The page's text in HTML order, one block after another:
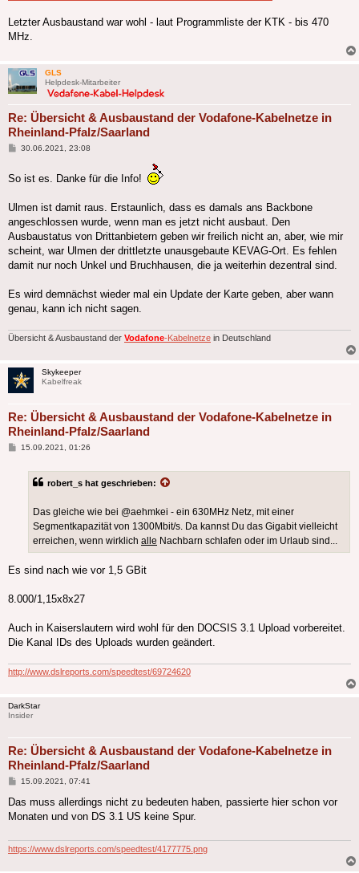
Letzter Ausbaustand war wohl - laut Programmliste der KTK - bis 470
MHz.
GLS
Helpdesk-Mitarbeiter
Re: Übersicht & Ausbaustand der Vodafone-Kabelnetze in
Rheinland-Pfalz/Saarland
Beitrag
30.06.2021, 23:08
So ist es. Danke für die Info!
Ulmen ist damit raus. Erstaunlich, dass es damals ans Backbone
angeschlossen wurde, wenn man es jetzt nicht ausbaut. Den
Ausbaustatus von Drittanbietern geben wir freilich nicht an, aber, wie mir
scheint, war Ulmen der drittletzte unausgebaute KEVAG-Ort. Es fehlen
damit nur noch Unkel und Bruchhausen, die ja weiterhin dezentral sind.
Es wird demnächst wieder mal ein Update der Karte geben, aber wann
genau, kann ich nicht sagen.
Übersicht & Ausbaustand der Vodafone-Kabelnetze in Deutschland
Skykeeper
Kabelfreak
Re: Übersicht & Ausbaustand der Vodafone-Kabelnetze in
Rheinland-Pfalz/Saarland
Beitrag
15.09.2021, 01:26
robert_s hat geschrieben:
Das gleiche wie bei @aehmkei - ein 630MHz Netz, mit einer
Segmentkapazität von 1300Mbit/s. Da kannst Du das Gigabit vielleicht
erreichen, wenn wirklich alle Nachbarn schlafen oder im Urlaub sind...
Es sind nach wie vor 1,5 GBit
8.000/1,15x8x27
Auch in Kaiserslautern wird wohl für den DOCSIS 3.1 Upload vorbereitet.
Die Kanal IDs des Uploads wurden geändert.
http://www.dslreports.com/speedtest/69724620
DarkStar
Insider
Re: Übersicht & Ausbaustand der Vodafone-Kabelnetze in
Rheinland-Pfalz/Saarland
Beitrag
15.09.2021, 07:41
Das muss allerdings nicht zu bedeuten haben, passierte hier schon vor
Monaten und von DS 3.1 US keine Spur.
https://www.dslreports.com/speedtest/4177775.png